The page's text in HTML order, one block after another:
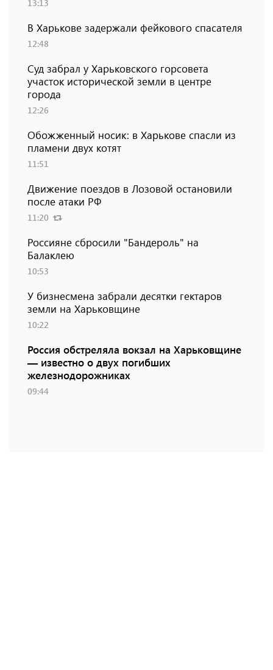
13:13
В Харькове задержали фейкового спасателя
12:48
Суд забрал у Харьковского горсовета
участок исторической земли в центре
города
12:26
Обожженный носик: в Харькове спасли из
пламени двух котят
11:51
Движение поездов в Лозовой остановили
после атаки РФ
11:20
Россияне сбросили "Бандероль" на
Балаклею
10:53
У бизнесмена забрали десятки гектаров
земли на Харьковщине
10:22
Россия обстреляла вокзал на Харьковщине
— известно о двух погибших
железнодорожниках
09:44